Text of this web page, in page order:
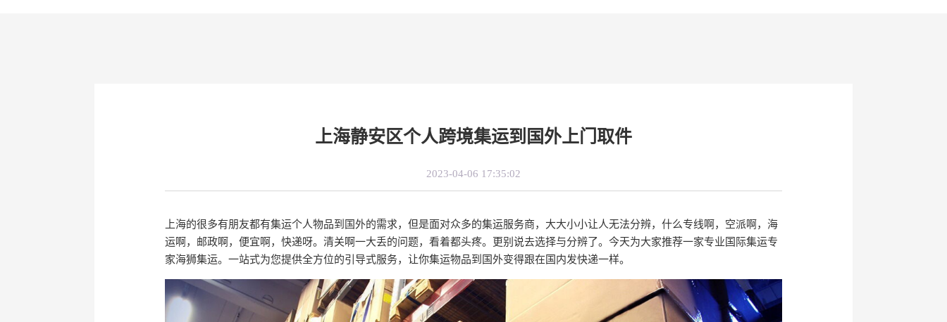
上海静安区个人跨境集运到国外上门取件
2023-04-06 17:35:02
上海的很多有朋友都有集运个人物品到国外的需求，但是面对众多的集运服务商，大大小小让人无法分辨，什么专线啊，空派啊，海
运啊，邮政啊，便宜啊，快递呀。清关啊一大丢的问题，看着都头疼。更别说去选择与分辨了。今天为大家推荐一家专业国际集运专
家海狮集运。一站式为您提供全方位的引导式服务，让你集运物品到国外变得跟在国内发快递一样。